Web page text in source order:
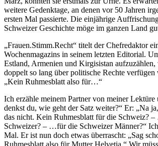
weitere Gedenktage, an denen vor 50 Jahren
ersten Mal passierte. Die einjährige
Schweizer Geschichte möge im ganzen Land
„Frauen.Stimm.Recht“ titelt der Chefredaktor
Wochenmagazins in seinem letzten Editorial.
Estland, Armenien und Kirgisistan aufzuzählen,
doppelt so lang über politische Rechte verfügen
„Kein Ruhmesblatt also für…“
Ich erzähle meinem Partner von meiner Lektüre
denkst du, wie geht der Satz weiter?“ Er: „Na
das nicht. Kein Ruhmesblatt für die Schweiz?
Schweizer? – …für die Schweizer Männer?“
Mal. Er ist nun doch etwas überrascht: „Sag
Ruhmesblatt also für Mutter Helvetia.“ Wir